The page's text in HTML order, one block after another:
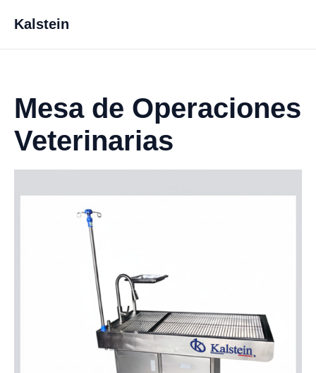
Kalstein
Mesa de Operaciones
Veterinarias